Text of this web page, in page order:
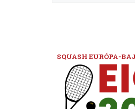
SQUASH EURÓPA-